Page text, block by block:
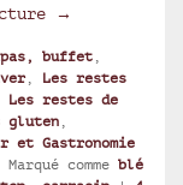
Galettes de
→
buffet
, Les restes
Les restes de
gluten
et Gastronomie
Marqué comme blé